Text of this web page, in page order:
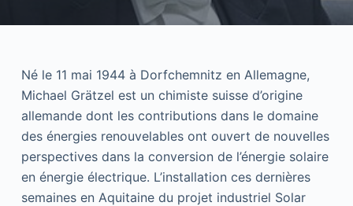
u
Né le 11 mai 1944 à Dorfchemnitz en Allemagne,
Michael Grätzel est un chimiste suisse d’origine
allemande dont les contributions dans le domaine
des énergies renouvelables ont ouvert de nouvelles
perspectives dans la conversion de l’énergie solaire
en énergie électrique. L’installation ces dernières
semaines en Aquitaine du projet industriel Solar